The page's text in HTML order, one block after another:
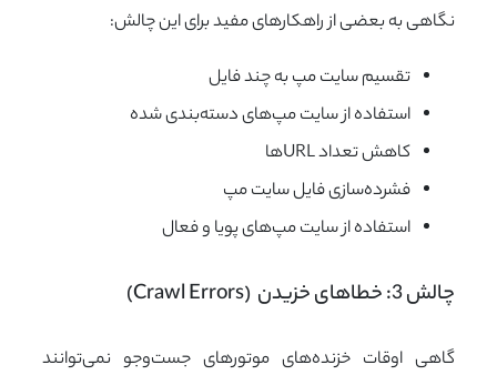
نگاهی به بعضی از راهکارهای مفید برای این چالش:
تقسیم سایت مپ به چند فایل
استفاده از سایت مپ‌های دسته‌بندی شده
کاهش تعداد URLها
فشرده‌سازی فایل سایت مپ
استفاده از سایت مپ‌های پویا و فعال
چالش 3: خطاهای خزیدن  (Crawl Errors)
گاهی اوقات خزنده‌های موتورهای جست‌وجو نمی‌توانند